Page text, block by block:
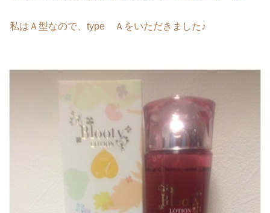
私はＡ型なので、type Ａをいただきました♪